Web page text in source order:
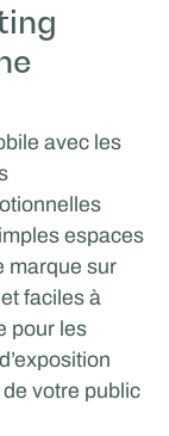
avec les
espaces
marque sur
faciles à
pour les
votre public